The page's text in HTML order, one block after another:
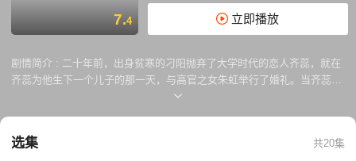
7.4 立即播放
剧情简介 : 二十年前，出身贫寒的刁阳抛弃了大学时代的恋人齐蕊，就在
齐蕊为他生下一个儿子的那一天，与高官之女朱虹举行了婚礼。当齐蕊知
道真相之后伤心欲绝。 齐蕊新生的婴儿也不得以交由刁阳的母亲领养，但
后，化名为琳达，已经是国际知名女建筑设计师的齐蕊携自己的养女克丽
选集 共20集